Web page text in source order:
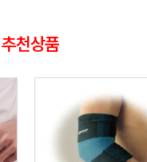
추천상품